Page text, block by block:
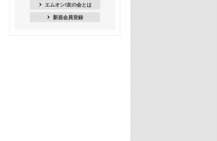
ージックビデオ特集
エムオン!友の会とは
新規会員登録